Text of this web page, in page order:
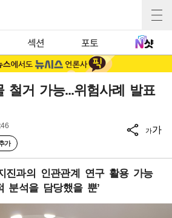
섹션 포토
철거 가능...위험사례 발표
가
가가
진과의 인관관계 연구 활용 가능
분석을 담당했을 뿐’